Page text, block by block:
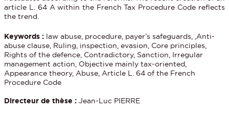
article L. 64 A within the French Tax Procedure Code reflects
the trend.
Keywords : law abuse, procedure, payer’s safeguards, ,Anti-
abuse clause, Ruling, inspection, evasion, Core principles,
Rights of the defence, Contradictory, Sanction, Irregular
management action, Objective mainly tax-oriented,
Appearance theory, Abuse, Article L. 64 of the French
Procedure Code
Directeur de thèse : Jean-Luc PIERRE